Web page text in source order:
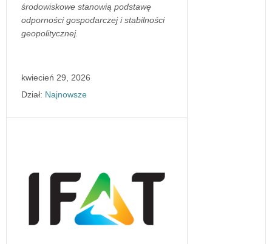
środowiskowe stanowią podstawę
odporności gospodarczej i stabilności
geopolitycznej.
kwiecień 29, 2026
Dział: Najnowsze